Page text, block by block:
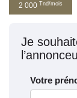
2 000 Tnd/mois
Je
Votre